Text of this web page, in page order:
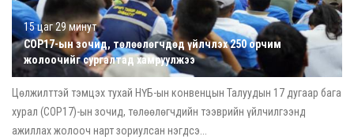
15 цаг 29 минут
COP17-ын зочид, төлөөлөгчдөд үйлчлэх 250 орчим
жолоочийг сургалтад хамруулжээ
Цөлжилттэй тэмцэх тухай НҮБ-ын конвенцын Талуудын 17 дугаар бага
хурал (COP17)-ын зочид, төлөөлөгчдийн тээврийн үйлчилгээнд
ажиллах жолооч нарт зориулсан нэгдсэ...